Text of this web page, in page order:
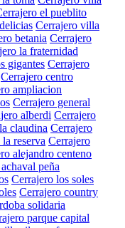
el pueblito
Cerrajero villa
betania Cerrajero
la fraternidad
gigantes Cerrajero
Cerrajero centro
ampliacion
Cerrajero general
alberdi Cerrajero
claudina Cerrajero
reserva Cerrajero
alejandro centeno
peña
Cerrajero los soles
Cerrajero country
solidaria
parque capital